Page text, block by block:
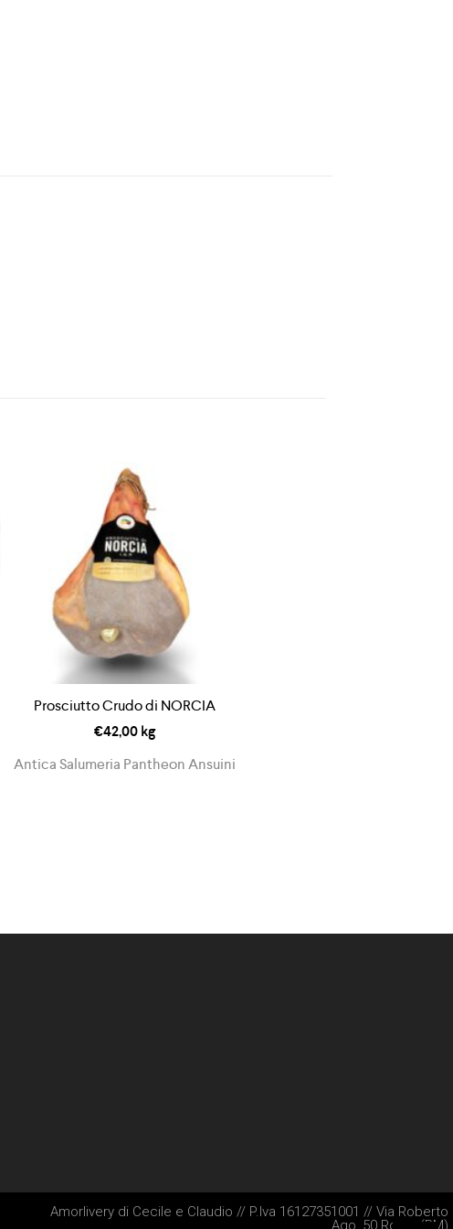
Prosciutto Crudo di NORCIA
€42,00kg
Antica Salumeria Pantheon Ansuini
Amorlivery di Cecile e Claudio // P.Iva 16127351001 // Via Roberto
Ago, 50 Roma (RM)